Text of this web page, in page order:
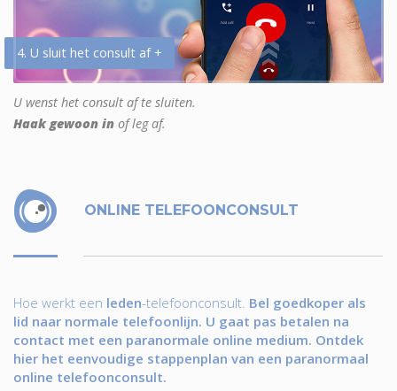
4. U sluit het consult af +
U wenst het consult af te sluiten.
Haak gewoon in of leg af.
ONLINE TELEFOONCONSULT
Hoe werkt een leden-telefoonconsult. Bel goedkoper als
lid naar normale telefoonlijn. U gaat pas betalen na
contact met een paranormale online medium. Ontdek
hier het eenvoudige stappenplan van een paranormaal
online telefoonconsult.